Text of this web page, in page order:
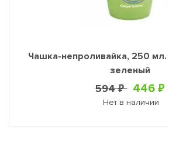
Чашка-непроливайка, 250 мл.
зеленый
594 ₽ 446 ₽
Нет в наличии